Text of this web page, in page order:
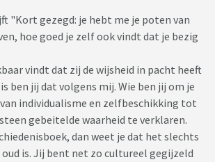
"Kort gezegd: je hebt me je poten van
hoe goed je zelf ook vindt dat je bezig
vindt dat zij de wijsheid in pacht heeft
ben jij dat volgens mij. Wie ben jij om je
individualisme en zelfbeschikking tot
gebeitelde waarheid te verklaren.
dan weet je dat het slechts
oud is. Jij bent net zo cultureel gegijzeld